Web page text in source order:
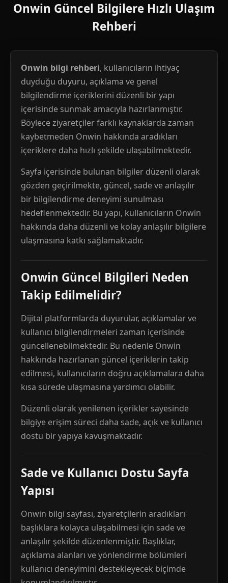
Onwin Güncel Bilgilere Hızlı Ulaşım
Rehberi
Onwin bilgi rehberi, kullanıcıların ihtiyaç
duyduğu duyuru, açıklama ve genel
bilgilendirme içeriklerini düzenli bir yapı
içerisinde sunmak amacıyla hazırlanmıştır.
Böylece ziyaretçiler farklı kaynaklarda zaman
kaybetmeden Onwin hakkında aradıkları
içeriklere daha hızlı şekilde ulaşabilmektedir.
Sayfa içerisinde bulunan bilgiler düzenli olarak
gözden geçirilmekte, güncel, sade ve anlaşılır
bir bilgilendirme deneyimi sunulması
hedeflenmektedir. Bu yapı, kullanıcıların Onwin
hakkında daha düzenli ve kolay anlaşılır bilgilere
ulaşmasına katkı sağlamaktadır.
Onwin Güncel Bilgileri Neden
Takip Edilmelidir?
Dijital platformlarda duyurular, açıklamalar ve
kullanıcı bilgilendirmeleri zaman içerisinde
güncellenebilmektedir. Bu nedenle Onwin
hakkında hazırlanan güncel içeriklerin takip
edilmesi, kullanıcıların doğru açıklamalara daha
kısa sürede ulaşmasına yardımcı olabilir.
Düzenli olarak yenilenen içerikler sayesinde
bilgiye erişim süreci daha sade, açık ve kullanıcı
dostu bir yapıya kavuşmaktadır.
Sade ve Kullanıcı Dostu Sayfa
Yapısı
Onwin bilgi sayfası, ziyaretçilerin aradıkları
başlıklara kolayca ulaşabilmesi için sade ve
anlaşılır şekilde düzenlenmiştir. Başlıklar,
açıklama alanları ve yönlendirme bölümleri
kullanıcı deneyimini destekleyecek biçimde